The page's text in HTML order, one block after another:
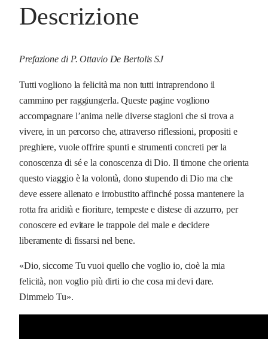
u
a
t
t
à
Descrizione
Prefazione di P. Ottavio De Bertolis SJ
Tutti vogliono la felicità ma non tutti intraprendono il
cammino per raggiungerla. Queste pagine vogliono
accompagnare l’anima nelle diverse stagioni che si trova a
vivere, in un percorso che, attraverso riflessioni, propositi e
preghiere, vuole offrire spunti e strumenti concreti per la
conoscenza di sé e la conoscenza di Dio. Il timone che orienta
questo viaggio è la volontà, dono stupendo di Dio ma che
deve essere allenato e irrobustito affinché possa mantenere la
rotta fra aridità e fioriture, tempeste e distese di azzurro, per
conoscere ed evitare le trappole del male e decidere
liberamente di fissarsi nel bene.
«Dio, siccome Tu vuoi quello che voglio io, cioè la mia
felicità, non voglio più dirti io che cosa mi devi dare.
Dimmelo Tu».